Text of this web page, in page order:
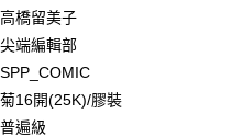
付是「在收到商品之後才付款」的支付方
需註冊會員、不需綁卡、不需儲值。
要手機號碼，簡訊認證，即可結帳。
認商品／服務後，再付款。
橋留美子
端編輯部
16開(25K)/膠裝
遍級